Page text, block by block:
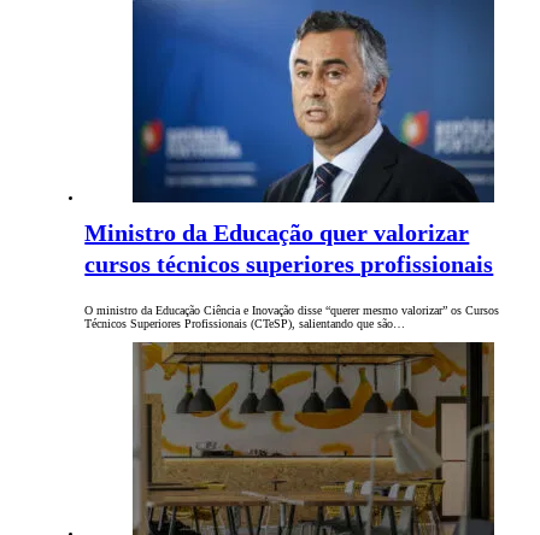
Ministro da Educação quer valorizar
cursos técnicos superiores profissionais
O ministro da Educação Ciência e Inovação disse “querer mesmo valorizar” os Cursos
Técnicos Superiores Profissionais (CTeSP), salientando que são…